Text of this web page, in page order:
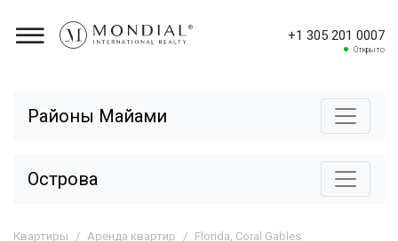
+1 305 201 0007
Открыто
Районы Майами
Острова
Квартиры Аренда квартир
Florida, Coral Gables